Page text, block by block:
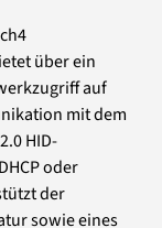
über ein
auf
mit dem
HID-
oder
der
sowie eines